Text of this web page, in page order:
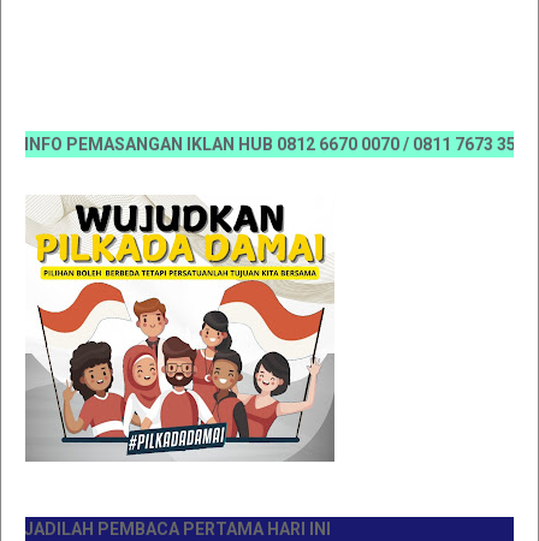
PEMASANGAN IKLAN HUB 0812 6670 0070 / 0811 7673 35,
PEMBACA PERTAMA HARI INI